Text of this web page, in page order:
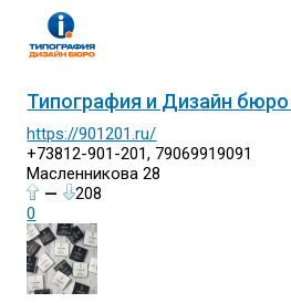
Типография и Дизайн бюро
https://901201.ru/
+73812-901-201, 79069919091
Масленникова 28
—
208
0